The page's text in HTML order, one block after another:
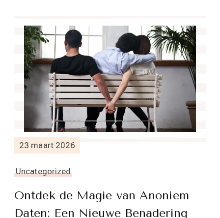
23 maart 2026
Uncategorized
Ontdek de Magie van Anoniem
Daten: Een Nieuwe Benadering